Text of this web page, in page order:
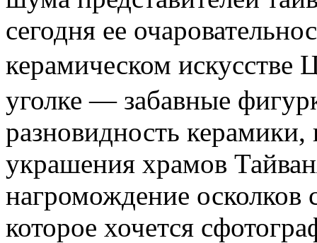
сегодня ее
керамическом
уголке — забавные
разновидность
украшения храмов
нагромождение осколков
которое хочется